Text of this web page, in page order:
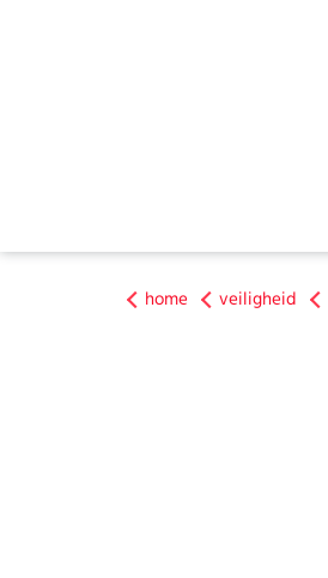
home veiligheid